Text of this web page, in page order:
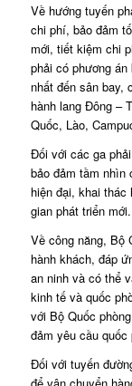
Về hướng tuyến
chi phí, bảo đảm
mới, tiết kiệm chi
phải có phương
nhất đến sân bay,
hành lang Đông –
Quốc, Lào,
Đối với các ga
bảo đảm tầm nhìn
hiện đại, khai thác
gian phát triển mới.
Về công năng, Bộ
hành khách, đáp
an ninh và có thể
kinh tế và quốc
với Bộ Quốc
đảm yêu cầu quốc
Đối với tuyến